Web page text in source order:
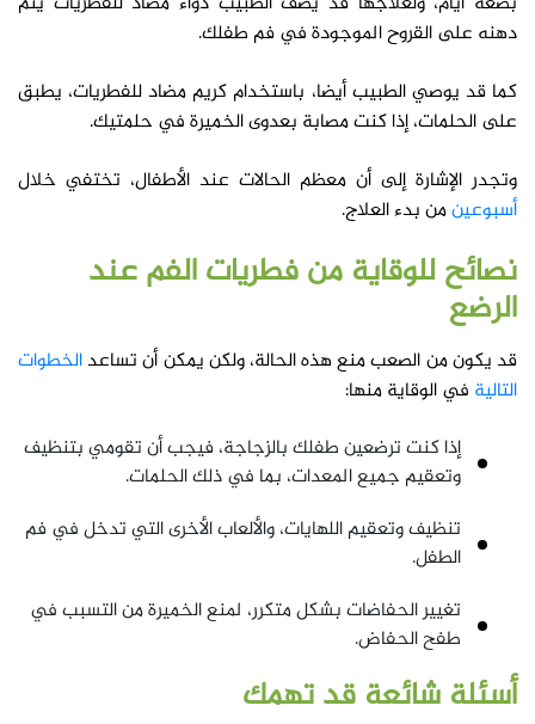
دهنه على القروح الموجودة في فم طفلك.
كما قد يوصي الطبيب أيضا، باستخدام كريم مضاد للفطريات، يطبق
على الحلمات، إذا كنت مصابة بعدوى الخميرة في حلمتيك.
وتجدر الإشارة إلى أن معظم الحالات عند الأطفال، تختفي خلال
أسبوعينمن بدء العلاج.
نصائح للوقاية من فطريات الفم عند
الرضع
قد يكون من الصعب منع هذه الحالة، ولكن يمكن أن تساعدالخطوات
التالية في الوقاية منها:
إذا كنت ترضعين طفلك بالزجاجة، فيجب أن تقومي بتنظيف
وتعقيم جميع المعدات، بما في ذلك الحلمات.
تنظيف وتعقيم اللهايات، والألعاب الأخرى التي تدخل في فم
الطفل.
تغيير الحفاضات بشكل متكرر، لمنع الخميرة من التسبب في
طفح الحفاض.
أسئلة شائعة قد تهمك